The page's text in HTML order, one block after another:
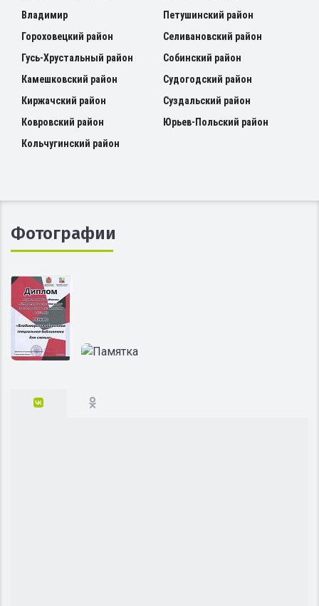
Владимир
Гороховецкий район
Гусь-Хрустальный район
Камешковский район
Киржачский район
Ковровский район
Кольчугинский район
Петушинский район
Селивановский район
Собинский район
Судогодский район
Суздальский район
Юрьев-Польский район
Фотографии